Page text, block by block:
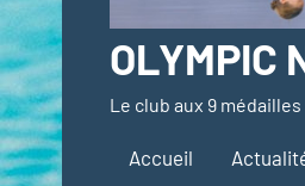
OLYMPIC
Le club aux 9
Accueil